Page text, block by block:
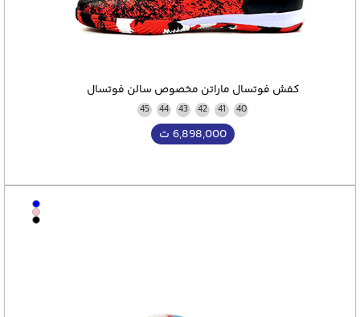
کفش فوتسال ماراتن مخصوص سالن فوتسال
40
41
42
43
44
45
6,898,000 ت